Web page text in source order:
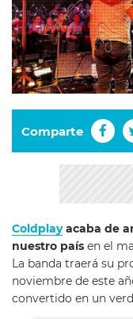
Comparte
Coldplayacaba de
nuestro país en el
La banda traerá su
noviembre de este
convertido en un